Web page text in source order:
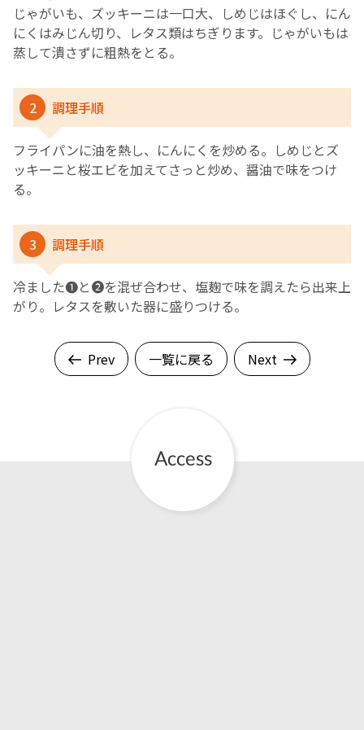
じゃがいも、ズッキーニは一口大、しめじはほぐし、にん
にくはみじん切り、レタス類はちぎります。じゃがいもは
蒸して潰さずに粗熱をとる。
2 調理手順
フライパンに油を熱し、にんにくを炒める。しめじとズ
ッキーニと桜エビを加えてさっと炒め、醤油で味をつけ
る。
3 調理手順
冷ました❶と❷を混ぜ合わせ、塩麹で味を調えたら出来上
がり。レタスを敷いた器に盛りつける。
Prev 一覧に戻る Next